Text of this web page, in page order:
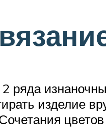
ряда
изделие